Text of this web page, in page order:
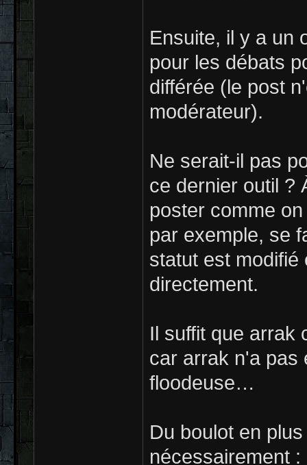
Ensuite, il y a un
pour les débats
différée (le post
modérateur).
Ne serait-il pas
ce dernier outil ?
poster comme
par exemple, se
statut est modifié
directement.
Il suffit que arrak
car arrak n'a pas
floodeuse…
Du boulot en
nécessairement